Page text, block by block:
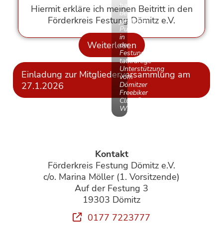
Hiermit erkläre ich meinen Beitritt in den
Förderkreis Festung Dömitz e.V.
Weiterlesen
Einladung zur Mitgliederversammlung am
27.1.2026
hatte
beim
jährlichen
Putztag
in
der
Festungsaußenanlage
tatkräftige
Unterstützung
vom
Dömitzer
Freebiker
Club_©Alfred
Wilkens
Kontakt
Förderkreis Festung Dömitz e.V.
c/o. Marina Möller (1. Vorsitzende)
Auf der Festung 3
19303 Dömitz
0177 7223777